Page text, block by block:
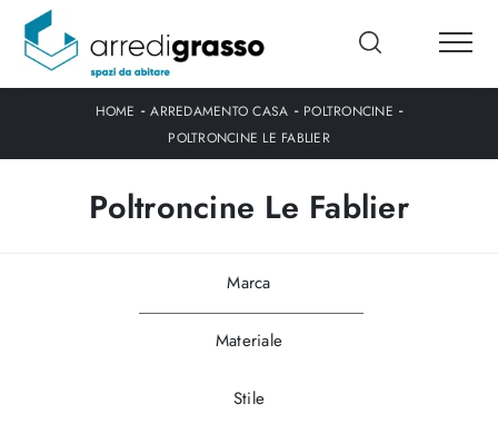
HOME -ARREDAMENTO CASA - POLTRONCINE -
POLTRONCINE LE FABLIER
Poltroncine Le Fablier
Marca
Materiale
Stile